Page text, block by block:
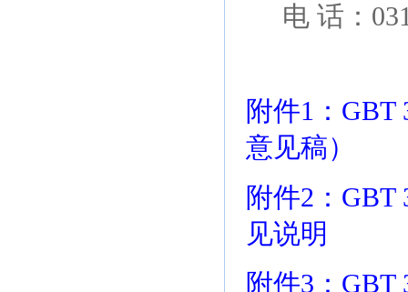
电 话：
附件1：GBT
意见稿）
附件2：GBT
见说明
附件3：GBT